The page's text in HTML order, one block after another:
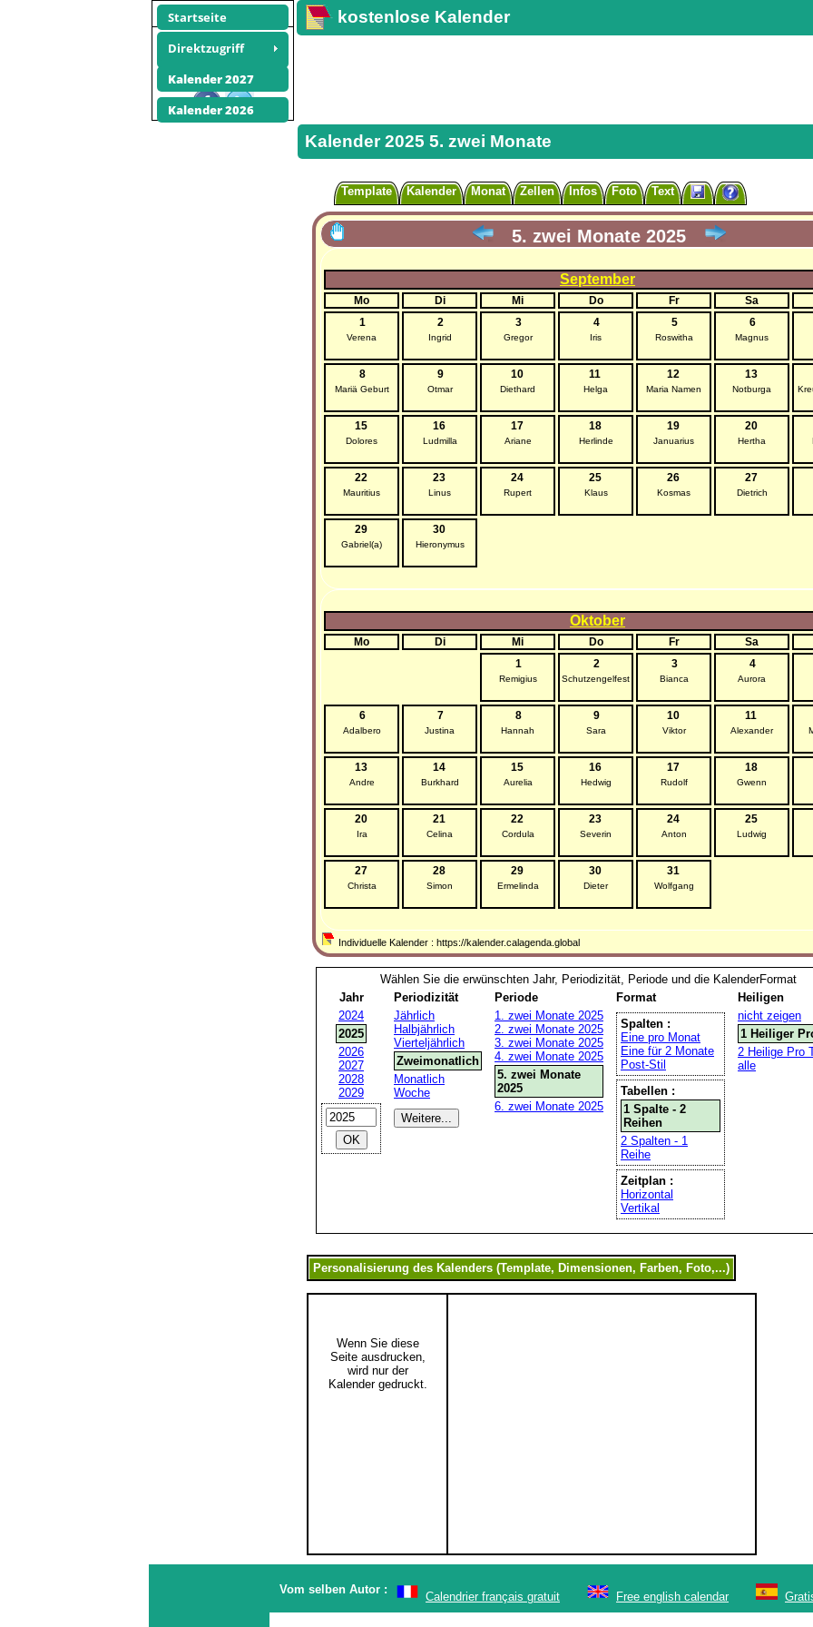
Startseite
Direktzugriff
Kalender 2027
Kalender 2026
kostenlose Kalender
Kalender 2025 5. zwei Monate
Template Kalender Monat Zellen Infos Foto Text
5. zwei Monate 2025
September
Mo Di Mi Do Fr Sa
1
Verena
2
Ingrid
3
Gregor
4
Iris
5
Roswitha
6
Magnus
8
Mariä Geburt
9
Otmar
10
Diethard
11
Helga
12
Maria Namen
13
Notburga
15
Dolores
16
Ludmilla
17
Ariane
18
Herlinde
19
Januarius
20
Hertha
22
Mauritius
23
Linus
24
Rupert
25
Klaus
26
Kosmas
27
Dietrich
29
Gabriel(a)
30
Hieronymus
Oktober
Mo Di Mi Do Fr Sa
1
Remigius
2
Schutzengelfest
3
Bianca
4
Aurora
6
Adalbero
7
Justina
8
Hannah
9
Sara
10
Viktor
11
Alexander
13
Andre
14
Burkhard
15
Aurelia
16
Hedwig
17
Rudolf
18
Gwenn
20
Ira
21
Celina
22
Cordula
23
Severin
24
Anton
25
Ludwig
27
Christa
28
Simon
29
Ermelinda
30
Dieter
31
Wolfgang
Individuelle Kalender : https://kalender.calagenda.global
Wählen Sie die erwünschten Jahr, Periodizität, Periode und die KalenderFormat
Jahr
2024
2025
2026
2027
2028
2029
Periodizität
Jährlich
Halbjährlich
Vierteljährlich
Zweimonatlich
Monatlich
Woche
Periode
1. zwei Monate 2025
2. zwei Monate 2025
3. zwei Monate 2025
4. zwei Monate 2025
5. zwei Monate
2025
6. zwei Monate 2025
Format
Spalten :
Eine pro Monat
Eine für 2 Monate
Post-Stil
Tabellen :
1 Spalte - 2
Reihen
2 Spalten - 1
Reihe
Zeitplan :
Horizontal
Vertikal
Heiligen
nicht zeigen
1 Heiliger
2 Heilige Pro
alle
Wenn Sie diese
Seite ausdrucken,
wird nur der
Kalender gedruckt.
Kalender
Fotos
Empfehlen Sie diese Seite
Vom selben Autor :
Calendrier français gratuit Free english calendar